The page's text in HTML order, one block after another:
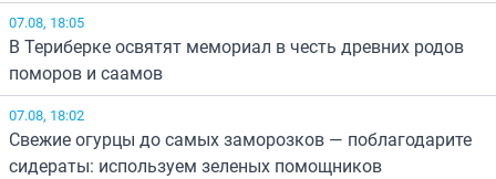
07.08, 18:05
В Териберке освятят мемориал в честь древних родов
поморов и саамов
07.08, 18:02
Свежие огурцы до самых заморозков — поблагодарите
сидераты: используем зеленых помощников